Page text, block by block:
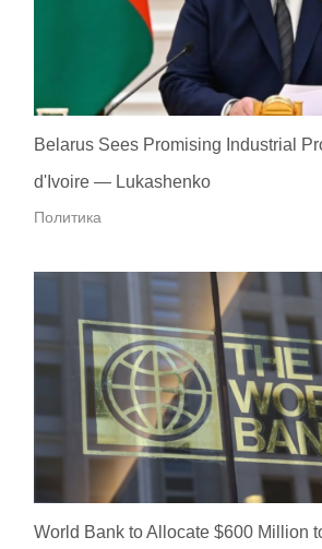
Belarus Sees Promising Industrial
d'Ivoire — Lukashenko
Политика
World Bank to Allocate $600 Million